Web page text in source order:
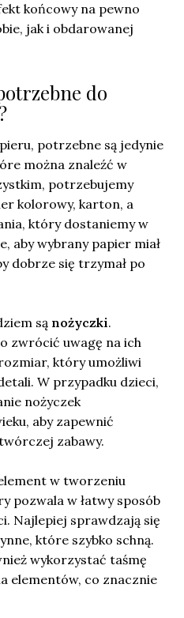
końcowy na pewno
jak i obdarowanej
do
potrzebne są jedynie
można znaleźć w
potrzebujemy
kolorowy, karton, a
który dostaniemy w
aby wybrany papier miał
dobrze się trzymał po
są nożyczki.
zwrócić uwagę na ich
który umożliwi
W przypadku dzieci,
nożyczek
aby zapewnić
zabawy.
w tworzeniu
pozwala w łatwy sposób
Najlepiej sprawdzają się
które szybko schną.
wykorzystać taśmę
elementów, co znacznie